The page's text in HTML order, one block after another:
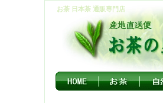
お茶 日本茶 通販専門店